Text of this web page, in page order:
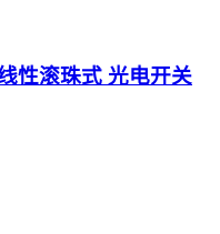
性滚珠式 光电开关